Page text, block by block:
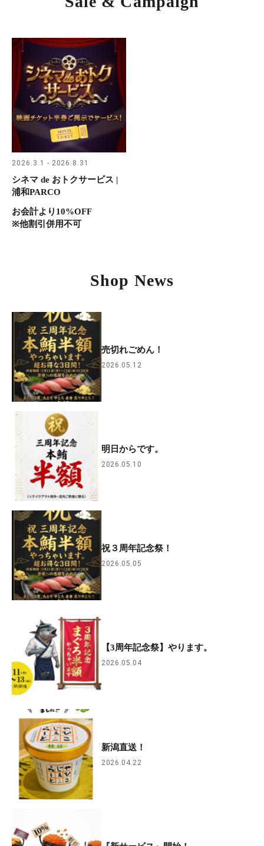
2026.3.1 - 2026.8.31
シネマ de おトクサービス |
浦和PARCO
お会計より10%OFF
※他割引併用不可
Shop News
売切れごめん！
2026.05.12
明日からです。
2026.05.10
祝３周年記念祭！
2026.05.05
【3周年記念祭】やります。
2026.05.04
新潟直送！
2026.04.22